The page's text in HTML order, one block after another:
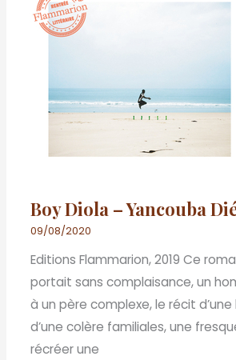
Boy Diola – Yancouba
09/08/2020
Editions Flammarion, 2019 Ce
portait sans complaisance, un
à un père complexe, le récit
d’une colère familiales, une
récréer une